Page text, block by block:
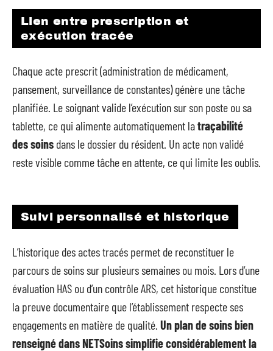
Lien entre prescription et
exécution tracée
Chaque acte prescrit (administration de médicament,
pansement, surveillance de constantes) génère une tâche
planifiée. Le soignant valide l’exécution sur son poste ou sa
tablette, ce qui alimente automatiquement latraçabilité
des soins dans le dossier du résident. Un acte non validé
reste visible comme tâche en attente, ce qui limite les oublis.
Suivi personnalisé et historique
L’historique des actes tracés permet de reconstituer le
parcours de soins sur plusieurs semaines ou mois. Lors d’une
évaluation HAS ou d’un contrôle ARS, cet historique constitue
la preuve documentaire que l’établissement respecte ses
engagements en matière de qualité. Un plan de soins bien
renseigné dans NETSoins simplifie considérablement la